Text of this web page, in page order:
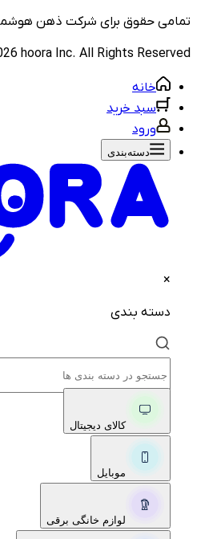
حقوق برای شرکتذهن هوشمند
2026hoora Inc. All Rights
خانه
سبد خرید
ورود
دسته‌بندی‌
دسته بندی
کالای دیجیتال
موبایل
لوازم خانگی برقی